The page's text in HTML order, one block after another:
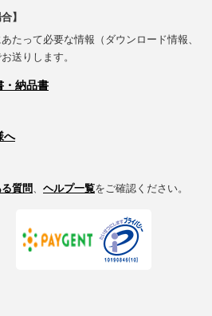
】
たって必要な情報（ダウンロード情報、
送りします。
・納品書
へ
質問 ヘルプ一覧をご確認ください。